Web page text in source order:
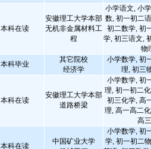
本科在读
安徽理工大学本部
无机非金属材料工
程
小学语文, 小
数, 初一初二
初二数学, 初
学, 初三语文,
物
本科毕业
其它院校
经济学
小学数学, 初
理, 初三
本科在读
安徽理工大学本部
道路桥梁
小学数学, 初
理, 初一初二
初三化学, 高
理, 高一高二
高
本科在读
中国矿业大学
小学数学, 初
学, 初一初二